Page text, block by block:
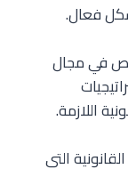
فعال.
في مجال
اللازمة.
التي